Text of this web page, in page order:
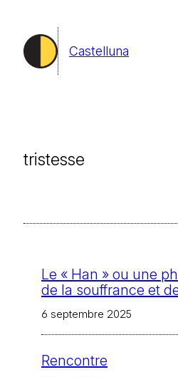
contenu
Castelluna
tristesse
Le « Han » ou une
de la souffrance et
6 septembre 2025
Rencontre